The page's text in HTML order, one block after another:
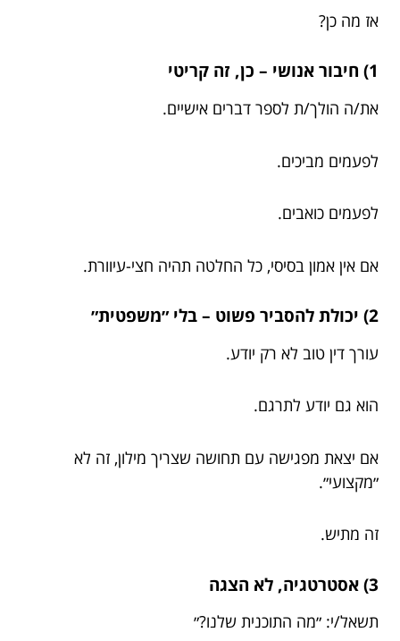
אז מה כן?
1) חיבור אנושי – כן, זה קריטי
את/ה הולך/ת לספר דברים אישיים.
לפעמים מביכים.
לפעמים כואבים.
אם אין אמון בסיסי, כל החלטה תהיה חצי-עיוורת.
2) יכולת להסביר פשוט – בלי ״משפטית״
עורך דין טוב לא רק יודע.
הוא גם יודע לתרגם.
אם יצאת מפגישה עם תחושה שצריך מילון, זה לא
״מקצועי״.
זה מתיש.
3) אסטרטגיה, לא הצגה
תשאל/י: ״מה התוכנית שלנו?״